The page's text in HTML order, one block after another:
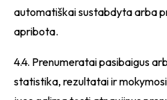
automatiškai sustabdyta arba
apribota.
4.4. Prenumeratai pasibaigus
statistika, rezultatai ir